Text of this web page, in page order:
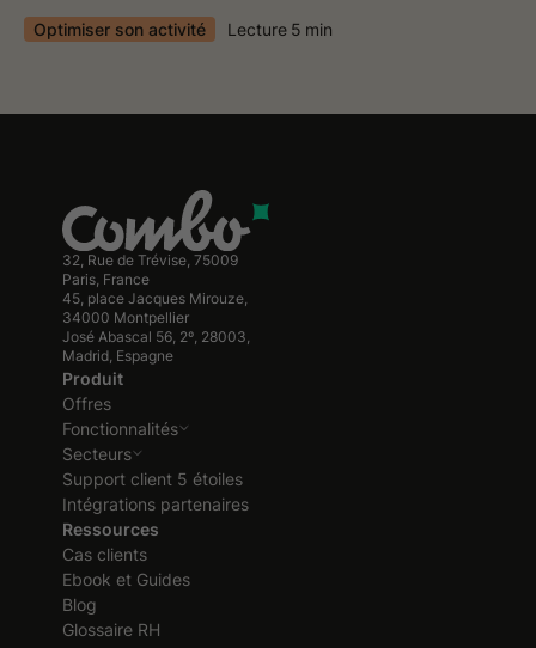
Optimiser son activité Lecture 5 min
32, Rue de Trévise, 75009
Paris, France
45, place Jacques Mirouze,
34000 Montpellier
José Abascal 56, 2º, 28003,
Madrid, Espagne
Produit
Offres
Fonctionnalités
Secteurs
Support client 5 étoiles
Intégrations partenaires
Ressources
Cas clients
Ebook et Guides
Blog
Glossaire RH